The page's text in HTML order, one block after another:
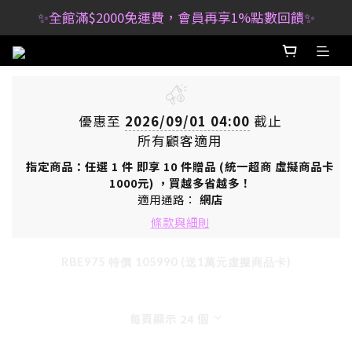
✨全館滿$2000免運費，會員再享1%點數回饋✨
優惠至 2026/09/01 04:00 截止
所有顧客適用
指定商品：任選 1 件 即享 10 件贈品 (統一超商 虛擬商品卡
1000元) ，買越多省越多！
適用通路： 網店
條款與細則